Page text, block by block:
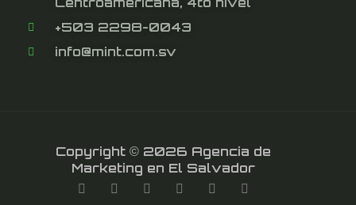
+503 2298-0043
info@mint.com.sv
Copyright © 2026 Agencia de
Marketing en El Salvador
F
a
T
w
L
i
Y
o
I
n
T
i